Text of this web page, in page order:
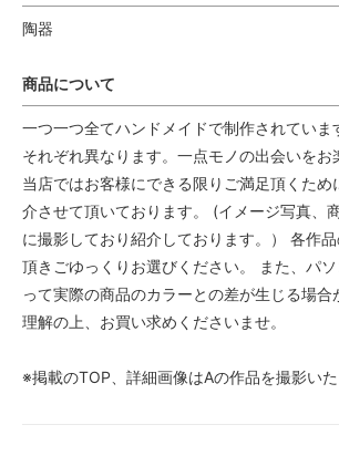
陶器
商品について
一つ一つ全てハンドメイドで制作されていま
それぞれ異なります。一点モノの出会いをお
当店ではお客様にできる限りご満足頂くため
介させて頂いております。 (イメージ写真、
に撮影しており紹介しております。） 各作
頂きごゆっくりお選びください。 また、パ
って実際の商品のカラーとの差が生じる場合
理解の上、お買い求めくださいませ。
※掲載のTOP、詳細画像はAの作品を撮影いた